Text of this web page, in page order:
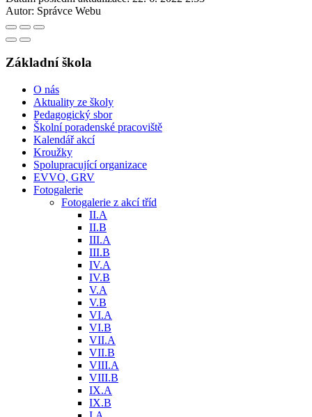
Autor: Správce Webu
Základní škola
O nás
Aktuality ze školy
Pedagogický sbor
Školní poradenské pracoviště
Kalendář akcí
Kroužky
Spolupracující organizace
EVVO, GRV
Fotogalerie
Fotogalerie z akcí tříd
II.A
II.B
III.A
III.B
IV.A
IV.B
V.A
V.B
VI.A
VI.B
VII.A
VII.B
VIII.A
VIII.B
IX.A
IX.B